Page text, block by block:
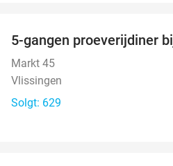
5-gangen proeverijdiner
Markt 45
Vlissingen
Solgt: 629